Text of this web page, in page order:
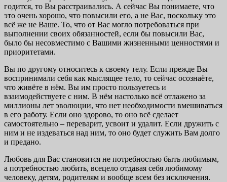
годится, то Вы расстраивались. А сейчас Вы понимаете, что
это очень хорошо, что повысили его, а не Вас, поскольку это
всё же не Ваше. То, что от Вас могло потребоваться при
выполнении своих обязанностей, если бы повысили Вас,
было бы несовместимо с Вашими жизненными ценностями и
приоритетами.
Вы по другому относитесь к своему телу. Если прежде Вы
воспринимали себя как мыслящее тело, то сейчас осознаёте,
что живёте в нём. Вы им просто пользуетесь и
взаимодействуете с ним. В нём настолько всё отлажено за
миллионы лет эволюции, что нет необходимости вмешиваться
в его работу. Если оно здорово, то оно всё сделает
самостоятельно – переварит, усвоит и удалит. Если дружить с
ним и не издеваться над ним, то оно будет служить Вам долго
и предано.
Любовь для Вас становится не потребностью быть любимым,
а потребностью любить, всецело отдавая себя любимому
человеку, детям, родителям и вообще всем без исключения.